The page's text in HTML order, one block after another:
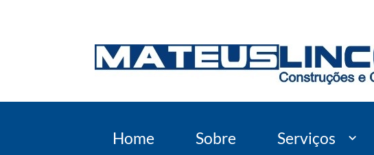
Home Sobre Serviços